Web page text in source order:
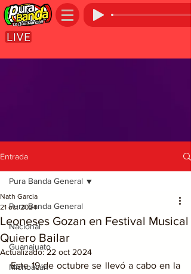
Entrada
Pura Banda General
Nacional
Guanajuato
Michoacán
Pura Banda General
Leoneses Gozan en Festival Musical
Quiero Bailar
Nath Garcia
21 oct 2024
Actualizado:22 oct 2024
Este 19 de octubre se llevó a cabo en la